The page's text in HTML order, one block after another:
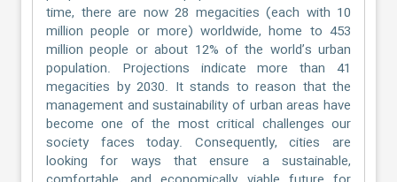
time, there are now 28 megacities (each with 10
million people or more) worldwide, home to 453
million people or about 12% of the world’s urban
population. Projections indicate more than 41
megacities by 2030. It stands to reason that the
management and sustainability of urban areas have
become one of the most critical challenges our
society faces today. Consequently, cities are
looking for ways that ensure a sustainable,